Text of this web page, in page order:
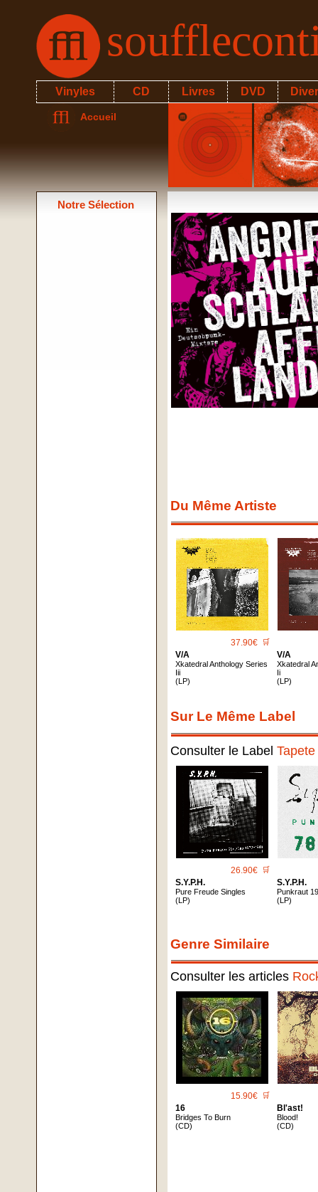
Vinyles CD Livres DVD
Accueil
Notre Sélection
Du Même Artiste
37.90€ 🛒
V/A
Xkatedral Anthology Series
Iii
(LP)
V/A
Xkatedral
Ii
(LP)
Sur Le Même Label
Consulter le Label
26.90€ 🛒
S.y.p.h.
Pure Freude Singles
(LP)
S.y.p.h.
Punkraut
(LP)
Genre Similaire
Consulter les articles
15.90€ 🛒
16
Bridges To Burn
(CD)
Bl'ast!
Blood!
(CD)